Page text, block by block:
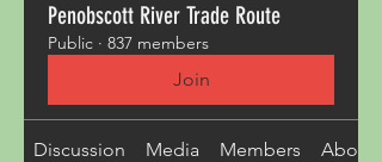
Penobscott River Trade Route
Public · 837 members
Join
Discussion Media Members About